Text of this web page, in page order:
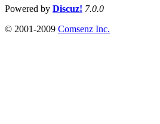
Powered by Discuz! 7.0.0
© 2001-2009 Comsenz Inc.